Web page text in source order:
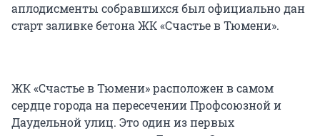
аплодисменты собравшихся был официально дан
старт заливке бетона ЖК «Счастье в Тюмени».
ЖК «Счастье в Тюмени» расположен в самом
сердце города на пересечении Профсоюзной и
Даудельной улиц. Это один из первых